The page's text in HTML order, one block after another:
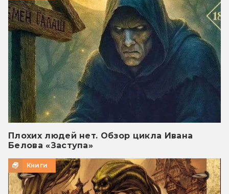
Плохих людей нет. Обзор цикла Ивана
Белова «Заступа»
Книги